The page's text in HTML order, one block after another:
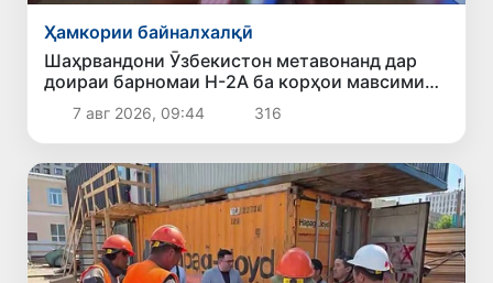
Ҳамкории байналхалқӣ
Шаҳрвандони Ӯзбекистон метавонанд дар
доираи барномаи H-2A ба корҳои мавсимии
кишоварзӣ дар ИМА сафарбар шаванд
7 авг 2026, 09:44 316